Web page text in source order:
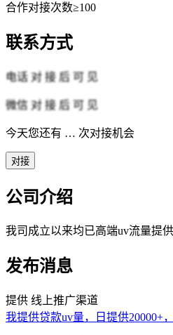
合作对接次数≥100
联系方式
电话 对 接 后 可 见
微信 对 接 后 可 见
今天您还有 … 次对接机会
对接
公司介绍
我司成立以来均已高端uv流量提供
发布消息
提供 线上推广渠道
我提供贷款uv量，日提供20000+